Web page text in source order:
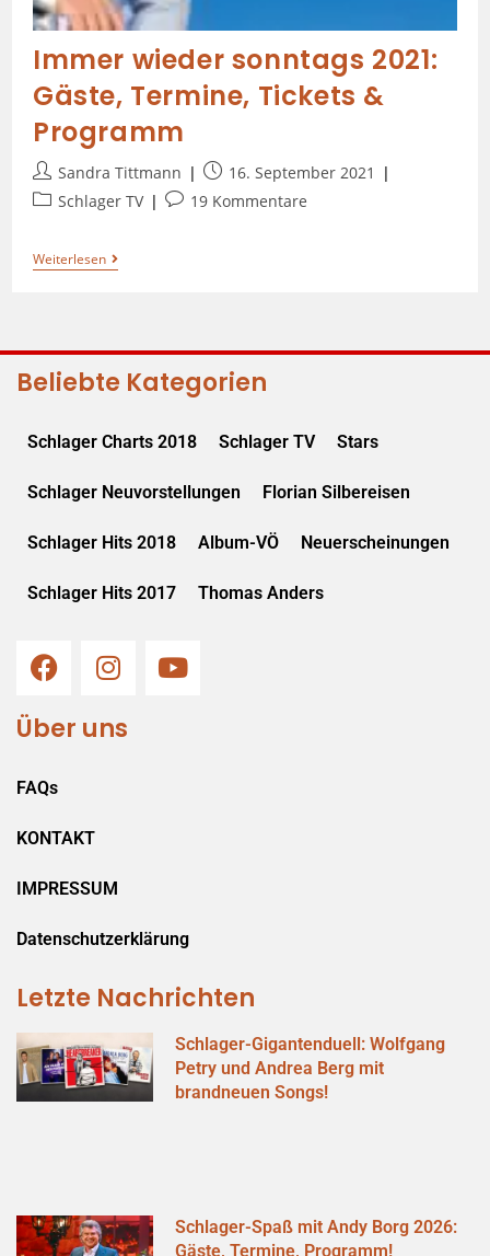
Immer wieder sonntags 2021:
Gäste, Termine, Tickets &
Programm
Sandra Tittmann
16. September 2021
Schlager TV
19 Kommentare
Weiterlesen
Beliebte Kategorien
Schlager Charts 2018 Schlager TV Stars
Schlager Neuvorstellungen Florian Silbereisen
Schlager Hits 2018 Album-VÖ Neuerscheinungen
Schlager Hits 2017 Thomas Anders
Über uns
FAQs
KONTAKT
IMPRESSUM
Datenschutzerklärung
Letzte Nachrichten
Schlager-Gigantenduell: Wolfgang
Petry und Andrea Berg mit
brandneuen Songs!
Schlager-Spaß mit Andy Borg 2026:
Gäste, Termine, Programm!